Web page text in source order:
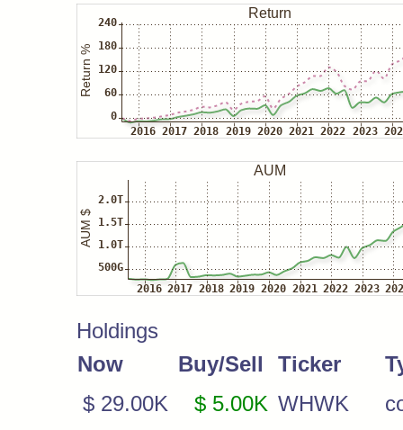
Holdings
Now
Buy/Sell Ticker
$ 29.00K
$ 5.00K WHWK